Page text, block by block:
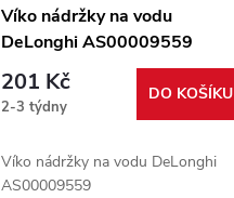
Víko nádržky na vodu
DeLonghi AS00009559
201 Kč
2-3 týdny
DO KOŠÍKU
Víko nádržky na vodu DeLonghi
AS00009559